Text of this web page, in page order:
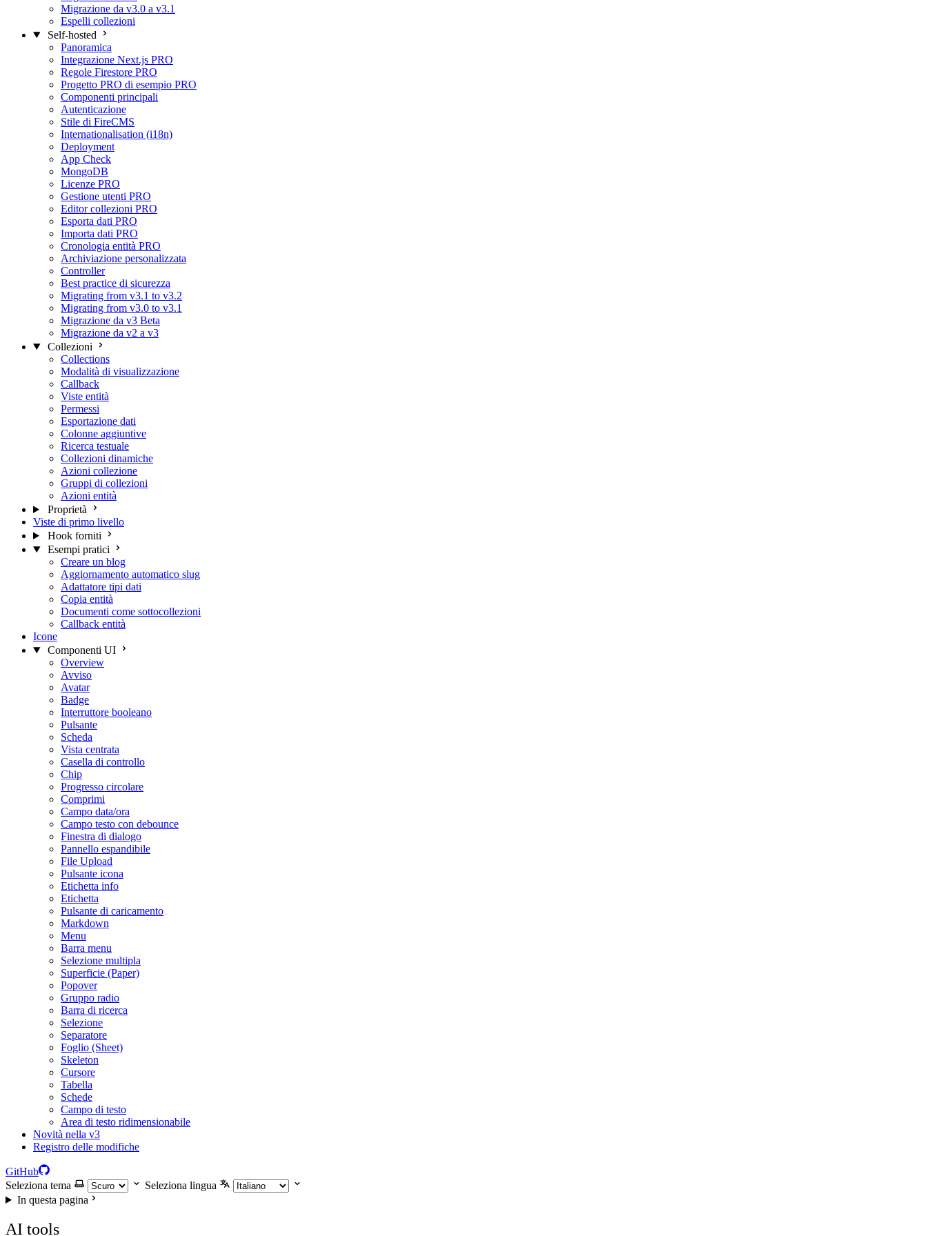
Migrazione da v3.0 a v3.1
Espelli collezioni
Self-hosted
Panoramica
Integrazione Next.js PRO
Regole Firestore PRO
Progetto PRO di esempio PRO
Componenti principali
Autenticazione
Stile di FireCMS
Internationalisation (i18n)
Deployment
App Check
MongoDB
Licenze PRO
Gestione utenti PRO
Editor collezioni PRO
Esporta dati PRO
Importa dati PRO
Cronologia entità PRO
Archiviazione personalizzata
Controller
Best practice di sicurezza
Migrating from v3.1 to v3.2
Migrating from v3.0 to v3.1
Migrazione da v3 Beta
Migrazione da v2 a v3
Collezioni
Collections
Modalità di visualizzazione
Callback
Viste entità
Permessi
Esportazione dati
Colonne aggiuntive
Ricerca testuale
Collezioni dinamiche
Azioni collezione
Gruppi di collezioni
Azioni entità
Proprietà
Viste di primo livello
Hook forniti
Esempi pratici
Creare un blog
Aggiornamento automatico slug
Adattatore tipi dati
Copia entità
Documenti come sottocollezioni
Callback entità
Icone
Componenti UI
Overview
Avviso
Avatar
Badge
Interruttore booleano
Pulsante
Scheda
Vista centrata
Casella di controllo
Chip
Progresso circolare
Comprimi
Campo data/ora
Campo testo con debounce
Finestra di dialogo
Pannello espandibile
File Upload
Pulsante icona
Etichetta info
Etichetta
Pulsante di caricamento
Markdown
Menu
Barra menu
Selezione multipla
Superficie (Paper)
Popover
Gruppo radio
Barra di ricerca
Selezione
Separatore
Foglio (Sheet)
Skeleton
Cursore
Tabella
Schede
Campo di testo
Area di testo ridimensionabile
Novità nella v3
Registro delle modifiche
GitHub
Seleziona tema
Seleziona lingua
In questa pagina
AI tools